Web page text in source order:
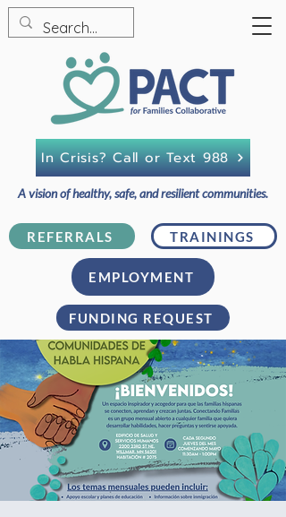
FUNDING REQUEST
REFERRALS TRAININGS
A vision of healthy, safe, and resilient communities.
In Crisis? Call or Text 988
EMPLOYMENT